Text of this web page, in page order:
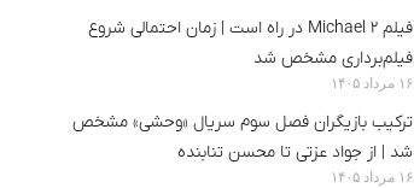
فیلم Michael 2 در راه است | زمان احتمالی شروع
فیلم‌برداری مشخص شد
۱۶ مرداد ۱۴۰۵
ترکیب بازیگران فصل سوم سریال «وحشی» مشخص
شد | از جواد عزتی تا محسن تنابنده
۱۶ مرداد ۱۴۰۵